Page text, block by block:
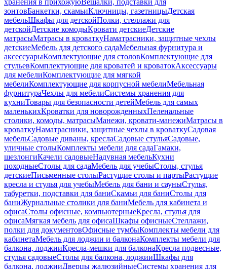
хранения в прихожуюВешалки, подставки для
зонтовБанкетки, скамьиКлючницы, газетницыДетская
мебельШкафы для детскойПолки, стеллажи для
детскойДетские комодыКровати детскиеДетские
матрасыМатрасы в кроваткуНаматрасники, защитные чехлы
детскиеМебель для детского садаМебельная фурнитура и
аксессуарыКомплектующие для столовКомплектующие для
стульевКомплектующие для кроватей и кроватокАксессуары
для мебелиКомплектующие для мягкой
мебелиКомплектующие для корпусной мебелиМебельная
фурнитураЧехлы для мебелиСистемы хранения для
кухниТовары для безопасности детейМебель для самых
маленькихКроватки для новорожденныхПеленальные
столики, комоды, матрасыМанежи, кровати-манежиМатрасы в
кроваткуНаматрасники, защитные чехлы в кроваткуСадовая
мебельСадовые диваны, креслаСадовые стульяСадовые,
уличные столыКомплекты мебели для садаГамаки,
шезлонгиКачели садовыеНадувная мебельКухни
походныеСтолы для садаМебель для учебыСтолы, стулья
детскиеПисьменные столыРастущие столы и партыРастущие
кресла и стулья для учебыМебель для бани и сауныСтулья,
табуретки, подставки для баниСкамьи для баниСтолы для
баниЖурнальные столики для баниМебель для кабинета и
офисаСтолы офисные, компьютерныеКресла, стулья для
офисаМягкая мебель для офисаШкафы офисныеСтеллажи,
полки для документовОфисные тумбыКомплекты мебели для
кабинетаМебель для лоджии и балконаКомплекты мебели для
балкона, лоджииКресла-мешки для балконаКресла подвесные,
стулья садовыеСтолы для балкона, лоджииШкафы для
балкона, лоджииДверцы жалюзийныеСистемы хранения для